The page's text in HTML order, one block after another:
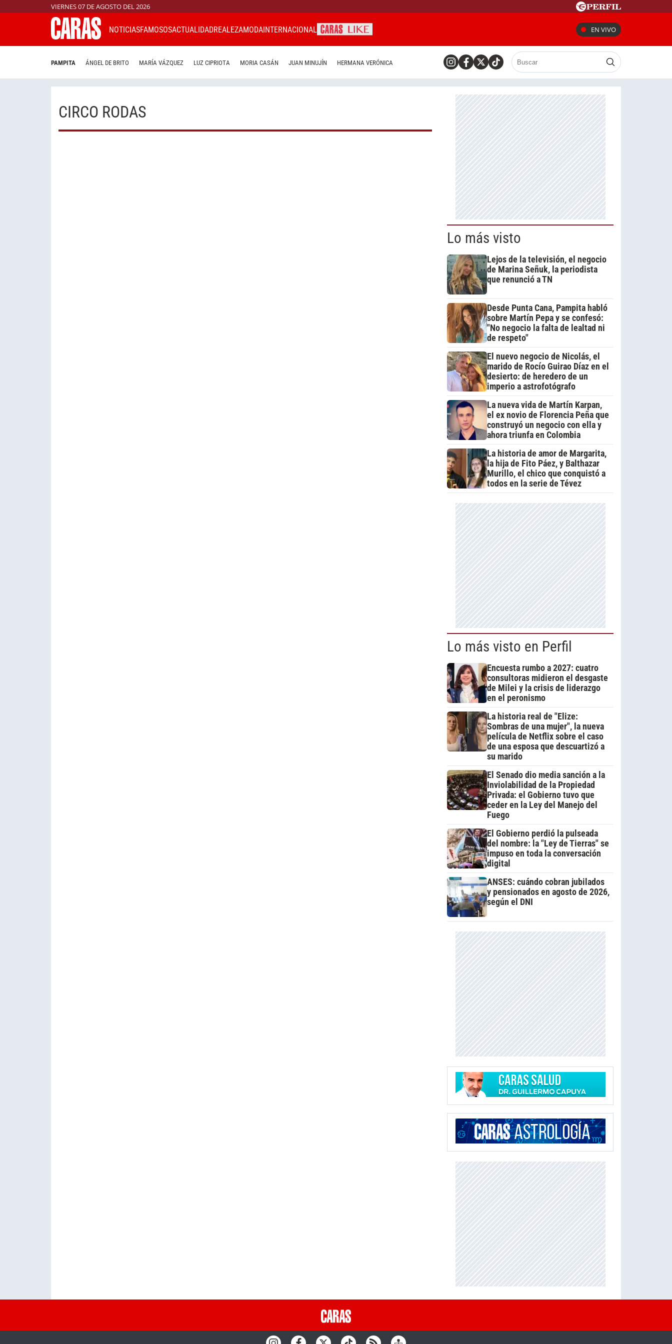
VIERNES 07 DE AGOSTO DEL 2026
NOTICIASFAMOSOSACTUALIDADREALEZAMODAINTERNACIONAL EN VIVO
PAMPITA ÁNGEL DE BRITO MARÍA VÁZQUEZ LUZ CIPRIOTA MORIA CASÁN JUAN MINUJÍN HERMANA VERÓNICA
CIRCO RODAS
Lo más visto
Lejos de la televisión, el negocio
de Marina Señuk, la periodista
que renunció a TN
Desde Punta Cana, Pampita habló
sobre Martín Pepa y se confesó:
"No negocio la falta de lealtad ni
de respeto"
El nuevo negocio de Nicolás, el
marido de Rocío Guirao Díaz en el
desierto: de heredero de un
imperio a astrofotógrafo
La nueva vida de Martín Karpan,
el ex novio de Florencia Peña que
construyó un negocio con ella y
ahora triunfa en Colombia
La historia de amor de Margarita,
la hija de Fito Páez, y Balthazar
Murillo, el chico que conquistó a
todos en la serie de Tévez
Lo más visto en Perfil
Encuesta rumbo a 2027: cuatro
consultoras midieron el desgaste
de Milei y la crisis de liderazgo
en el peronismo
La historia real de "Elize:
Sombras de una mujer", la nueva
película de Netflix sobre el caso
de una esposa que descuartizó a
su marido
El Senado dio media sanción a la
Inviolabilidad de la Propiedad
Privada: el Gobierno tuvo que
ceder en la Ley del Manejo del
Fuego
El Gobierno perdió la pulseada
del nombre: la "Ley de Tierras" se
impuso en toda la conversación
digital
ANSES: cuándo cobran jubilados
y pensionados en agosto de 2026,
según el DNI